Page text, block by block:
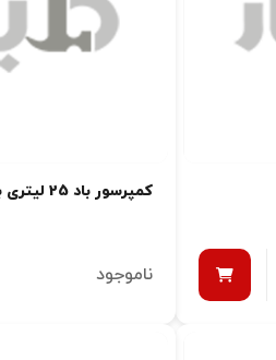
کمپرسور باد 25 لیتری بی صدا
ناموجود